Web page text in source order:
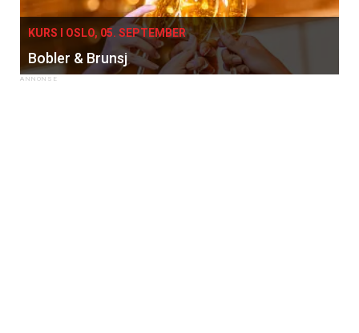
KURS I OSLO, 05. SEPTEMBER
Bobler & Brunsj